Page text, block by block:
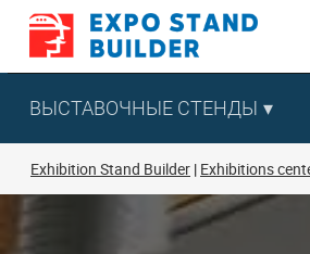
Перейти
содержанию
ВЫСТАВОЧНЫЕ СТЕНДЫ
Exhibition Stand Builder Exhibitions